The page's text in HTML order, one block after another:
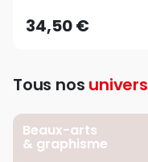
34,50 €
Tous nos univers
Beaux-arts
& graphisme